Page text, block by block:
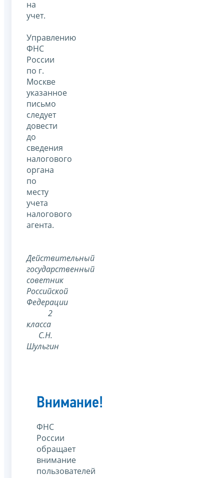
на
учет.
Управлению
ФНС
России
по г.
Москве
указанное
письмо
следует
довести
до
сведения
налогового
органа
по
месту
учета
налогового
агента.
Действительный
государственный
советник
Российской
Федерации
2
класса
С.Н.
Шульгин
Внимание!
ФНС
России
обращает
внимание
пользователей